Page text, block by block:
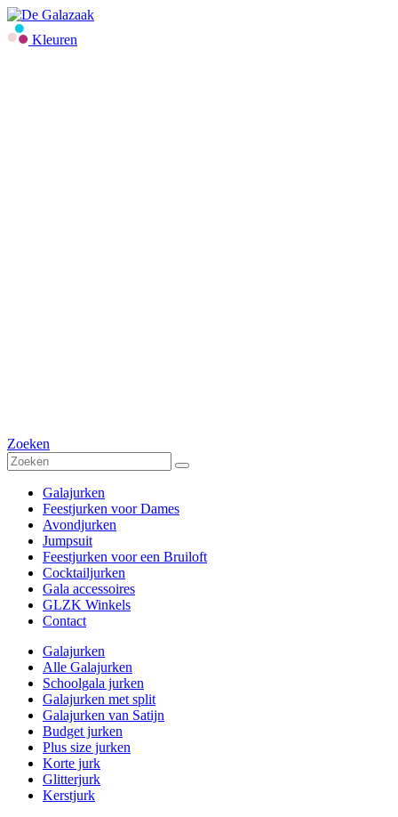
Kleuren
Zoeken
Galajurken
Feestjurken voor Dames
Avondjurken
Jumpsuit
Feestjurken voor een Bruiloft
Cocktailjurken
Gala accessoires
GLZK Winkels
Contact
Galajurken
Alle Galajurken
Schoolgala jurken
Galajurken met split
Galajurken van Satijn
Budget jurken
Plus size jurken
Korte jurk
Glitterjurk
Kerstjurk